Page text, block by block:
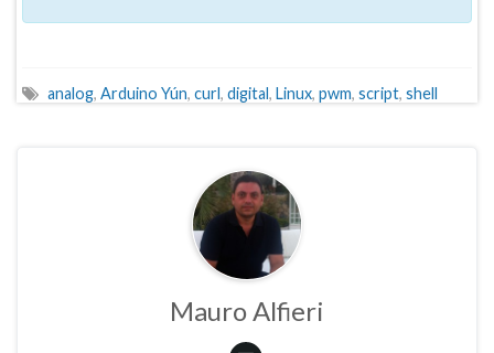
analog, Arduino Yún, curl, digital, Linux, pwm, script, shell
Mauro Alfieri